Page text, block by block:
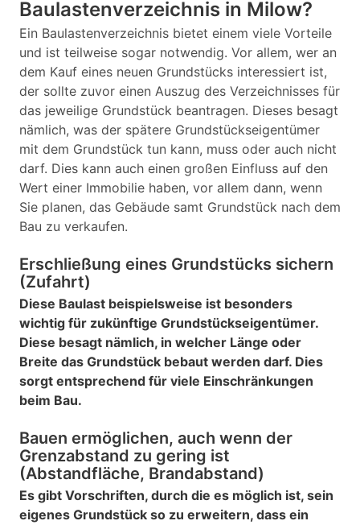
Baulastenverzeichnis in Milow?
Ein Baulastenverzeichnis bietet einem viele Vorteile
und ist teilweise sogar notwendig. Vor allem, wer an
dem Kauf eines neuen Grundstücks interessiert ist,
der sollte zuvor einen Auszug des Verzeichnisses für
das jeweilige Grundstück beantragen. Dieses besagt
nämlich, was der spätere Grundstückseigentümer
mit dem Grundstück tun kann, muss oder auch nicht
darf. Dies kann auch einen großen Einfluss auf den
Wert einer Immobilie haben, vor allem dann, wenn
Sie planen, das Gebäude samt Grundstück nach dem
Bau zu verkaufen.
Erschließung eines Grundstücks sichern
(Zufahrt)
Diese Baulast beispielsweise ist besonders
wichtig für zukünftige Grundstückseigentümer.
Diese besagt nämlich, in welcher Länge oder
Breite das Grundstück bebaut werden darf. Dies
sorgt entsprechend für viele Einschränkungen
beim Bau.
Bauen ermöglichen, auch wenn der
Grenzabstand zu gering ist
(Abstandfläche, Brandabstand)
Es gibt Vorschriften, durch die es möglich ist, sein
eigenes Grundstück so zu erweitern, dass ein